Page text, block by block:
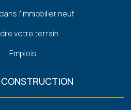
l'immobilier neuf
votre terrain
Emplois